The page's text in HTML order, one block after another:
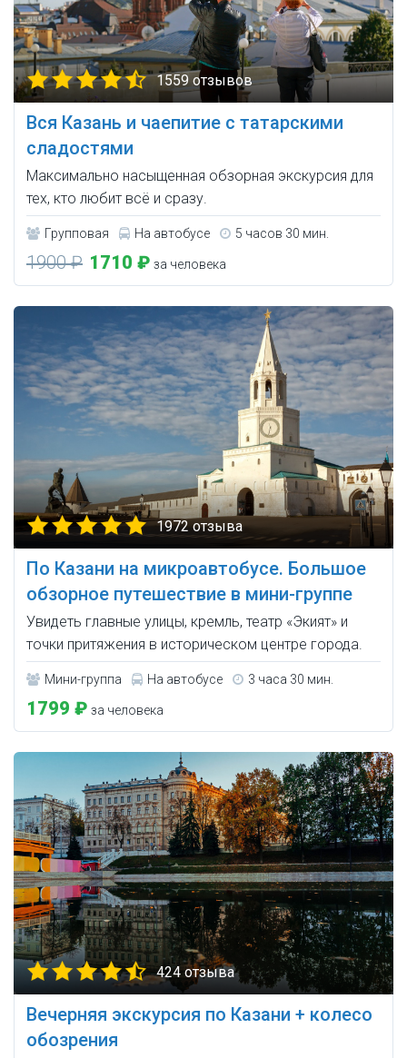
1559 отзывов
Вся Казань и чаепитие с татарскими
сладостями
Максимально насыщенная обзорная экскурсия для
тех, кто любит всё и сразу.
Групповая На автобусе 5 часов 30 мин.
1900 ₽ 1710 ₽ за человека
1972 отзыва
По Казани на микроавтобусе. Большое
обзорное путешествие в мини-группе
Увидеть главные улицы, кремль, театр «Экият» и
точки притяжения в историческом центре города.
Мини-группа На автобусе 3 часа 30 мин.
1799 ₽ за человека
424 отзыва
Вечерняя экскурсия по Казани + колесо
обозрения